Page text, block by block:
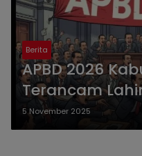
Berita
APBD 2026
Terancam
Bupati Sofyan
Sanksi
5 November 2025